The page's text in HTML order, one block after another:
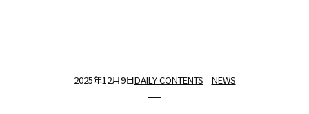
2025年12月9日DAILY CONTENTS NEWS